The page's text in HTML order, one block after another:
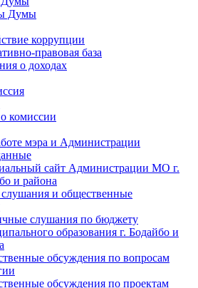
Думы
коррупции
правовая база
о доходах
комиссии
мэра и Администрации
сайт Администрации МО г.
и района
и общественные
слушания по бюджету
образования г. Бодайбо и
обсуждения по вопросам
обсуждения по проектам